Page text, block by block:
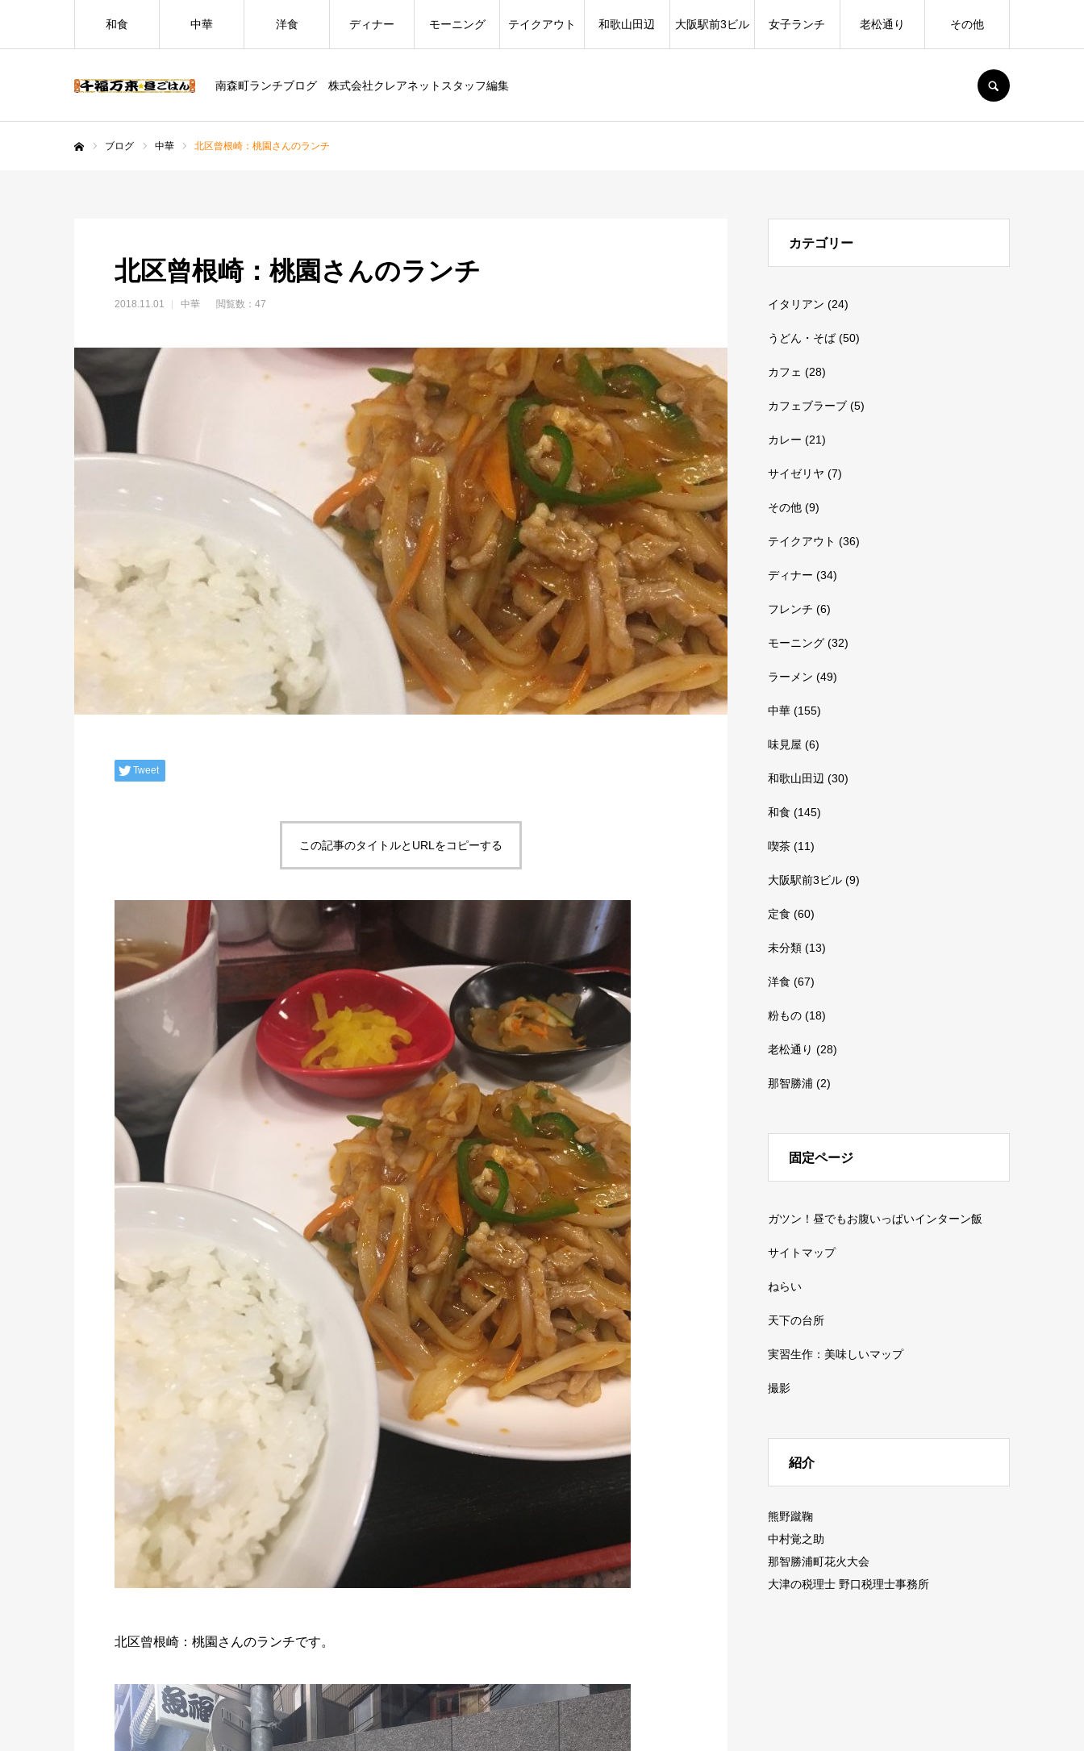
南森町ランチブログ 株式会社クレアネットスタッフ編集
和食 中華 洋食 ディナー モーニング テイクアウト 和歌山田辺 大阪駅前3ビル 女子ランチ 老松通り その他
ブログ 中華 北区曾根崎：桃園さんのランチ
北区曾根崎：桃園さんのランチ
2018.11.01 中華 閲覧数：47
Tweet
この記事のタイトルとURLをコピーする
北区曾根崎：桃園さんのランチです。
カテゴリー
イタリアン (24)
うどん・そば(50)
カフェ (28)
カフェブラーブ (5)
カレー (21)
サイゼリヤ (7)
その他 (9)
テイクアウト (36)
ディナー (34)
フレンチ (6)
モーニング (32)
ラーメン (49)
中華 (155)
味見屋 (6)
和歌山田辺 (30)
和食 (145)
喫茶 (11)
大阪駅前3ビル (9)
定食 (60)
未分類 (13)
洋食 (67)
粉もの (18)
老松通り (28)
那智勝浦 (2)
固定ページ
ガツン！昼でもお腹いっぱいインターン飯
サイトマップ
ねらい
天下の台所
実習生作：美味しいマップ
撮影
紹介
熊野蹴鞠
中村覚之助
那智勝浦町花火大会
大津の税理士 野口税理士事務所